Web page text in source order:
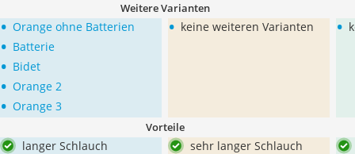
Weitere Varianten
• Orange ohne Batterien
• Batterie
• Bidet
• Orange 2
• Orange 3
• keine weiteren Varianten •
Vorteile
langer Schlauch
sehr langer Schlauch